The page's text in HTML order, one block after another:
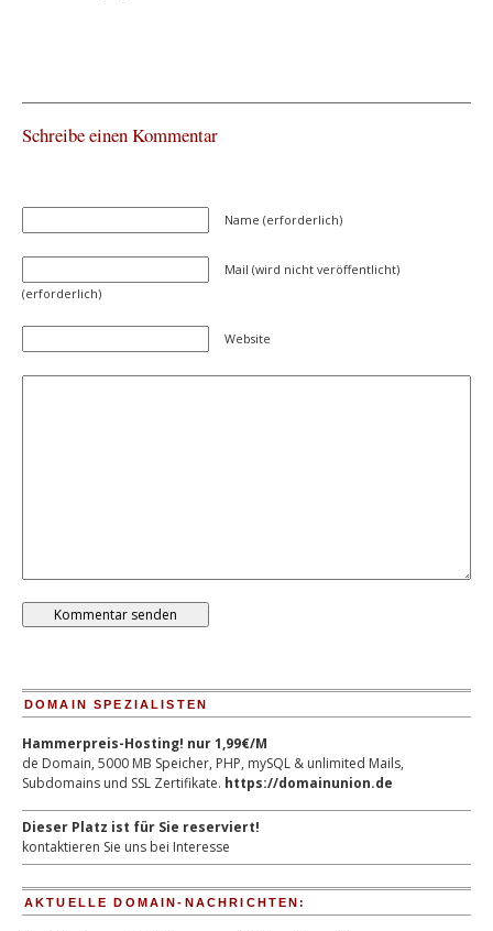
Schreibe einen Kommentar
Name (erforderlich)
Mail (wird nicht veröffentlicht)
(erforderlich)
Website
DOMAIN SPEZIALISTEN
Hammerpreis-Hosting! nur 1,99€/M
de Domain, 5000 MB Speicher, PHP, mySQL & unlimited Mails,
Subdomains und SSL Zertifikate. https://domainunion.de
Dieser Platz ist für Sie reserviert!
kontaktieren Sie uns bei Interesse
AKTUELLE DOMAIN-NACHRICHTEN: